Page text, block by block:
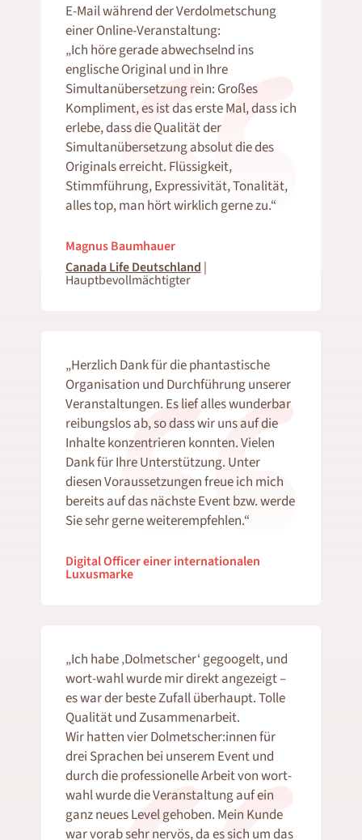
E-Mail während der Verdolmetschung
einer Online-Veranstaltung:
„Ich höre gerade abwechselnd ins
englische Original und in Ihre
Simultanübersetzung rein: Großes
Kompliment, es ist das erste Mal, dass ich
erlebe, dass die Qualität der
Simultanübersetzung absolut die des
Originals erreicht. Flüssigkeit,
Stimmführung, Expressivität, Tonalität,
alles top, man hört wirklich gerne zu.“
Magnus Baumhauer
Canada Life Deutschland |
Hauptbevollmächtigter
„Herzlich Dank für die phantastische
Organisation und Durchführung unserer
Veranstaltungen. Es lief alles wunderbar
reibungslos ab, so dass wir uns auf die
Inhalte konzentrieren konnten. Vielen
Dank für Ihre Unterstützung. Unter
diesen Voraussetzungen freue ich mich
bereits auf das nächste Event bzw. werde
Sie sehr gerne weiterempfehlen.“
Digital Officer einer internationalen
Luxusmarke
„Ich habe ‚Dolmetscher‘ gegoogelt, und
wort-wahl wurde mir direkt angezeigt –
es war der beste Zufall überhaupt. Tolle
Qualität und Zusammenarbeit.
Wir hatten vier Dolmetscher:innen für
drei Sprachen bei unserem Event und
durch die professionelle Arbeit von wort-
wahl wurde die Veranstaltung auf ein
ganz neues Level gehoben. Mein Kunde
war vorab sehr nervös, da es sich um das